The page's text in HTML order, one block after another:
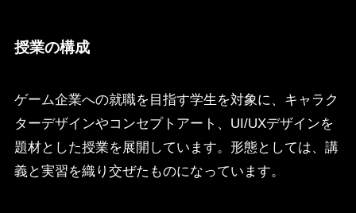
授業の構成
ゲーム企業への就職を目指す学生を対象に、キャラク
ターデザインやコンセプトアート、UI/UXデザインを
題材とした授業を展開しています。形態としては、講
義と実習を織り交ぜたものになっています。